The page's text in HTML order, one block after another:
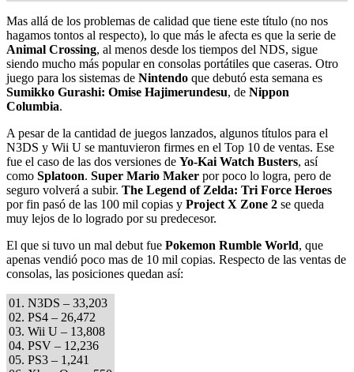
Mas allá de los problemas de calidad que tiene este título (no nos
hagamos tontos al respecto), lo que más le afecta es que la serie de
Animal Crossing, al menos desde los tiempos del NDS, sigue
siendo mucho más popular en consolas portátiles que caseras. Otro
juego para los sistemas de Nintendo que debutó esta semana es
Sumikko Gurashi: Omise Hajimerundesu, de Nippon
Columbia.
A pesar de la cantidad de juegos lanzados, algunos títulos para el
N3DS y Wii U se mantuvieron firmes en el Top 10 de ventas. Ese
fue el caso de las dos versiones de Yo-Kai Watch Busters, así
como Splatoon. Super Mario Maker por poco lo logra, pero de
seguro volverá a subir. The Legend of Zelda: Tri Force Heroes
por fin pasó de las 100 mil copias y Project X Zone 2 se queda
muy lejos de lo logrado por su predecesor.
El que si tuvo un mal debut fue Pokemon Rumble World, que
apenas vendió poco mas de 10 mil copias. Respecto de las ventas de
consolas, las posiciones quedan así:
01. N3DS – 33,203
02. PS4 – 26,472
03. Wii U – 13,808
04. PSV – 12,236
05. PS3 – 1,241